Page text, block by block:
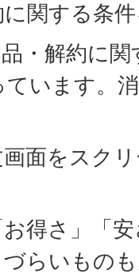
関する条
・解約に関
います。
面をスク
得さ」「
らいもの